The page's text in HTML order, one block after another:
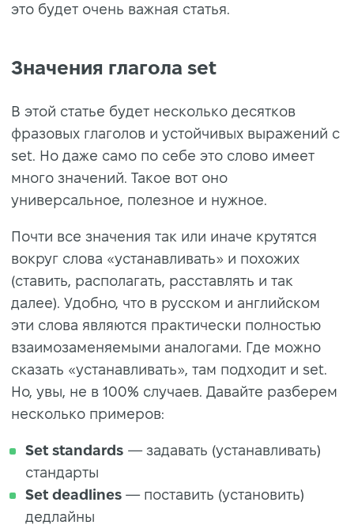
это будет очень важная статья.
Значения глагола set
В этой статье будет несколько десятков
фразовых глаголов и устойчивых выражений с
set. Но даже само по себе это слово имеет
много значений. Такое вот оно
универсальное, полезное и нужное.
Почти все значения так или иначе крутятся
вокруг слова «устанавливать» и похожих
(ставить, располагать, расставлять и так
далее). Удобно, что в русском и английском
эти слова являются практически полностью
взаимозаменяемыми аналогами. Где можно
сказать «устанавливать», там подходит и set.
Но, увы, не в 100% случаев. Давайте разберем
несколько примеров:
Set standards — задавать (устанавливать)
стандарты
Set deadlines — поставить (установить)
дедлайны